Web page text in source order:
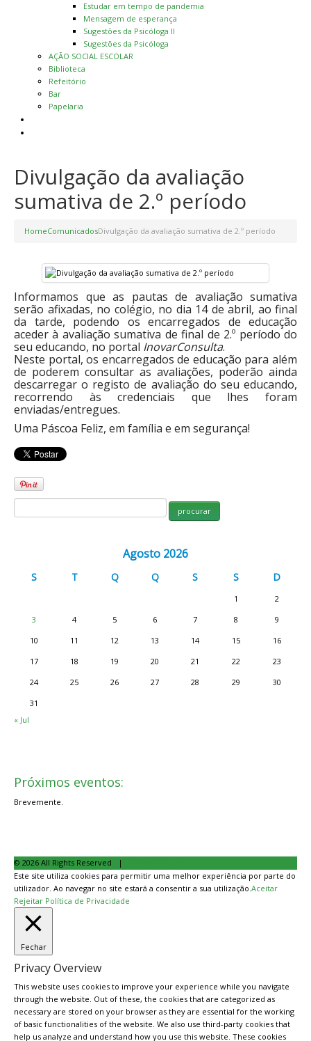
Estudar em tempo de pandemia
Mensagem de esperança
Sugestões da Psicóloga II
Sugestões da Psicóloga
AÇÃO SOCIAL ESCOLAR
Biblioteca
Refeitório
Bar
Papelaria
Divulgação da avaliação
sumativa de 2.º período
HomeComunicadosDivulgação da avaliação sumativa de 2.º período
Informamos que as pautas de avaliação sumativa
serão afixadas, no colégio, no dia 14 de abril, ao final
da tarde, podendo os encarregados de educação
aceder à avaliação sumativa de final de 2.º período do
seu educando, no portal InovarConsulta.
Neste portal, os encarregados de educação para além
de poderem consultar as avaliações, poderão ainda
descarregar o registo de avaliação do seu educando,
recorrendo às credenciais que lhes foram
enviadas/entregues.
Uma Páscoa Feliz, em família e em segurança!
Agosto 2026
S T Q Q S S D
1
2
3
4 5 6 7 8
9
10
11 12 13 14 15
16
17
18 19 20 21 22
23
24
25 26 27 28 29
30
31
« Jul
Próximos eventos:
Brevemente.
© 2026 All Rights Reserved |
Este site utiliza cookies para permitir uma melhor experiência por parte do
utilizador. Ao navegar no site estará a consentir a sua utilização.Aceitar
Rejeitar Política de Privacidade
Fechar
Privacy Overview
This website uses cookies to improve your experience while you navigate
through the website. Out of these, the cookies that are categorized as
necessary are stored on your browser as they are essential for the working
of basic functionalities of the website. We also use third-party cookies that
help us analyze and understand how you use this website. These cookies